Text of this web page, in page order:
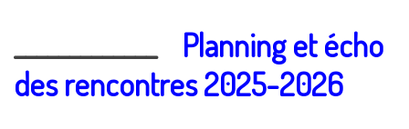
_____________ Planning et écho
des rencontres 2025-2026